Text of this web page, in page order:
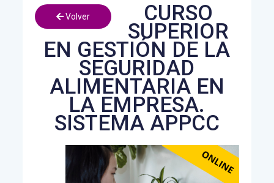
Volver CURSO
SUPERIOR
EN GESTIÓN DE LA
SEGURIDAD
ALIMENTARIA EN
LA EMPRESA.
SISTEMA APPCC